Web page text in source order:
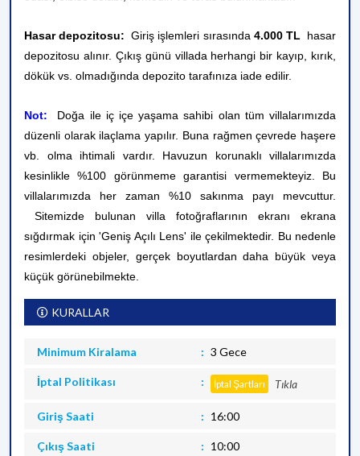
Hasar depozitosu: Giriş işlemleri sırasında 4.000 TL
hasar
depozitosu alınır. Çıkış günü villada herhangi bir kayıp, kırık,
dökük vs. olmadığında depozito tarafınıza iade edilir.
Not:
Doğa ile iç içe yaşama sahibi olan tüm villalarımızda
düzenli olarak ilaçlama yapılır. Buna rağmen çevrede haşere
vb. olma ihtimali vardır. Havuzun korunaklı villalarımızda
kesinlikle %100 görünmeme garantisi vermemekteyiz. Bu
villalarımızda her zaman %10 sakınma payı mevcuttur.
Sitemizde bulunan villa fotoğraflarının ekranı ekrana
sığdırmak için 'Geniş Açılı Lens' ile çekilmektedir. Bu nedenle
resimlerdeki objeler, gerçek boyutlardan daha büyük veya
küçük görünebilmekte.
KURALLAR
Minimum Kiralama 3 Gece
İptal Politikası İptal Şartları Tıkla
Giriş Saati 16:00
Çıkış Saati 10:00